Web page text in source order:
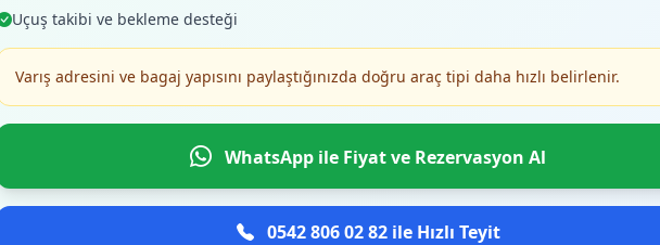
Uçuş takibi ve bekleme desteği
Varış adresini ve bagaj yapısını paylaştığınızda doğru araç tipi daha hızlı belirlenir.
WhatsApp ile Fiyat ve Rezervasyon Al
0542 806 02 82 ile Hızlı Teyit